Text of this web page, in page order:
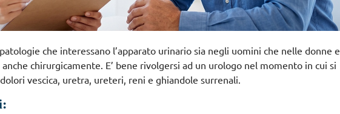
che interessano l’apparato urinario sia negli uomini che nelle donne e
chirurgicamente. E’ bene rivolgersi ad un urologo nel momento in cui si
vescica, uretra, ureteri, reni e ghiandole surrenali.